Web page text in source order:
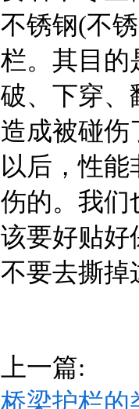
不锈钢(不
栏。其目的
破、下穿、
造成被碰伤
以后，性
伤的。我们
该要好贴好
不要去撕掉
上一篇:
桥梁护栏的